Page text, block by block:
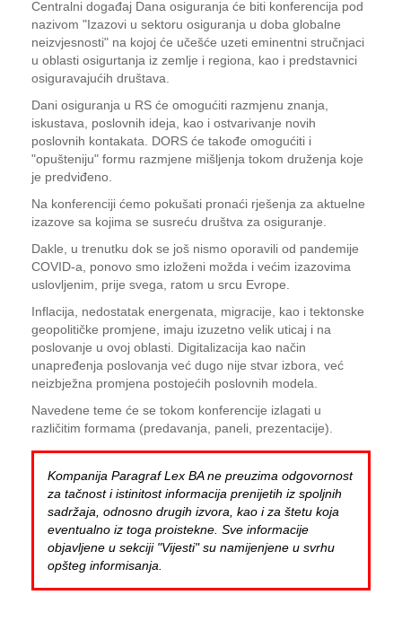
Centralni događaj Dana osiguranja će biti konferencija pod
nazivom "Izazovi u sektoru osiguranja u doba globalne
neizvjesnosti" na kojoj će učešće uzeti eminentni stručnjaci
u oblasti osigurtanja iz zemlje i regiona, kao i predstavnici
osiguravajućih društava.
Dani osiguranja u RS će omogućiti razmjenu znanja,
iskustava, poslovnih ideja, kao i ostvarivanje novih
poslovnih kontakata. DORS će takođe omogućiti i
"opušteniju" formu razmjene mišljenja tokom druženja koje
je predviđeno.
Na konferenciji ćemo pokušati pronaći rješenja za aktuelne
izazove sa kojima se susreću društva za osiguranje.
Dakle, u trenutku dok se još nismo oporavili od pandemije
COVID-a, ponovo smo izloženi možda i većim izazovima
uslovljenim, prije svega, ratom u srcu Evrope.
Inflacija, nedostatak energenata, migracije, kao i tektonske
geopolitičke promjene, imaju izuzetno velik uticaj i na
poslovanje u ovoj oblasti. Digitalizacija kao način
unapređenja poslovanja već dugo nije stvar izbora, već
neizbježna promjena postojećih poslovnih modela.
Navedene teme će se tokom konferencije izlagati u
različitim formama (predavanja, paneli, prezentacije).
Kompanija Paragraf Lex BA ne preuzima odgovornost
za tačnost i istinitost informacija prenijetih iz spoljnih
sadržaja, odnosno drugih izvora, kao i za štetu koja
eventualno iz toga proistekne. Sve informacije
objavljene u sekciji "Vijesti" su namijenjene u svrhu
opšteg informisanja.